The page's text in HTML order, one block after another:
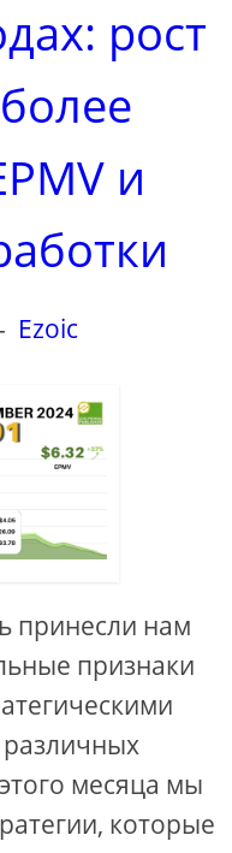
рост
и
Ezoic
принесли нам
признаки
месяца мы
которые